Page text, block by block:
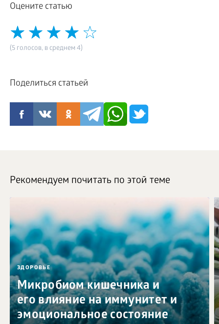
Оцените статью
(5 голосов, в среднем 4)
Поделиться статьей
Рекомендуем почитать по этой теме
ЗДОРОВЬЕ
Микробиом кишечника и
его влияние на иммунитет и
эмоциональное состояние